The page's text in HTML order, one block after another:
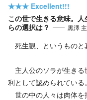
★★★ Excellent!!!
この世で生きる意味。
らの選択は？
黒澤
死生観、というものと
主人公のソラが生きる
利として認められている。
世の中の人々は肉体